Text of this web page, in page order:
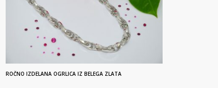
ROČNO IZDELANA OGRLICA IZ BELEGA ZLATA